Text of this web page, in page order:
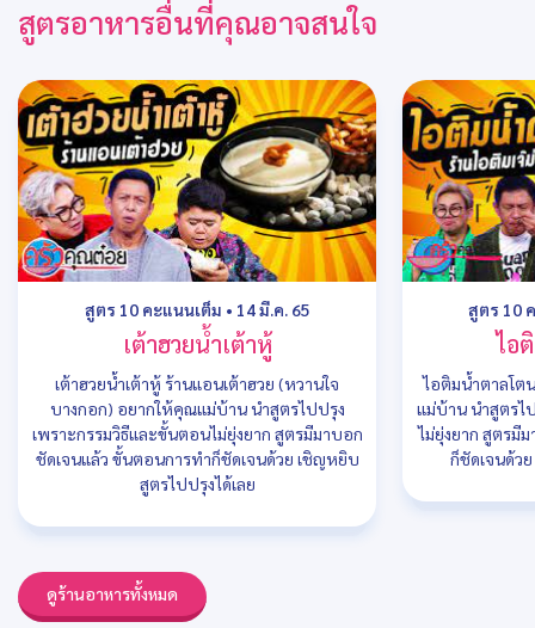
สูตรอาหารอื่นที่คุณอาจสนใจ
สูตร 10 คะแนนเต็ม • 14 มี.ค. 65
เต้าฮวยน้ำเต้าหู้
เต้าฮวยน้ำเต้าหู้ ร้านแอนเต้าฮวย (หวานใจ
บางกอก) อยากให้คุณแม่บ้าน นำสูตรไปปรุง
เพราะกรรมวิธีและขั้นตอนไม่ยุ่งยาก สูตรมีมาบอก
ชัดเจนแล้ว ขั้นตอนการทำก็ชัดเจนด้วย เชิญหยิบ
สูตรไปปรุงได้เลย
สูตร 10
ไอ
ไอติมน้ำตาลโต
แม่บ้าน นำสูตรไ
ไม่ยุ่งยาก สูตรมี
ก็ชัดเจนด้ว
ดูร้านอาหารทั้งหมด